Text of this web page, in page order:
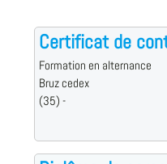
Certificat de
Formation en alternance
Bruz cedex
(35) -